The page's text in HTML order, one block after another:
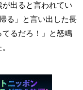
出ると言われてい
る」と言い出した長
るだろ！」と怒鳴